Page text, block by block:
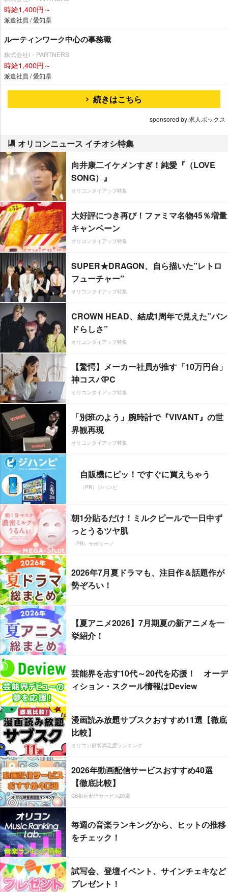
時給1,400円～
派遣社員 / 愛知県
ルーティンワーク中心の事務職
株式会社I・PARTNERS
時給1,400円～
派遣社員 / 愛知県
続きはこちら
sponsored by 求人ボックス
オリコンニュース イチオシ特集
向井康二イケメンすぎ！純愛『（LOVE
SONG）』
オリコンタイアップ特集
大好評につき再び！ファミマ名物45％増量
キャンペーン
オリコンタイアップ特集
SUPER★DRAGON、自ら描いた”レトロ
フューチャー”
オリコンタイアップ特集
CROWN HEAD、結成1周年で見えた”バン
ドらしさ”
オリコンタイアップ特集
【驚愕】メーカー社員が推す「10万円台」
神コスパPC
オリコンタイアップ特集
「別班のよう」腕時計で『VIVANT』の世
界観再現
オリコンタイアップ特集
自販機にピッ！ですぐに買えちゃう
（PR）ジハンピ
朝1分貼るだけ！ミルクピールで一日中ず
っとうるツヤ肌
（PR）サボリーノ
2026年7月夏ドラマも、注目作＆話題作が
勢ぞろい！
【夏アニメ2026】7月期夏の新アニメを一
挙紹介！
芸能界を志す10代～20代を応援！ オーデ
ィション・スクール情報はDeview
漫画読み放題サブスクおすすめ11選【徹底
比較】
オリコン顧客満足度ランキング
2026年動画配信サービスおすすめ40選
【徹底比較】
CS動画配信サービス20選
毎週の音楽ランキングから、ヒットの推移
をチェック！
試写会、登壇イベント、サインチェキなど
プレゼント！